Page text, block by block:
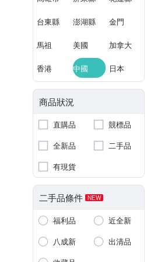
台東縣 澎湖縣 金門
馬祖 美國 加拿大
香港 中國 日本
商品狀況
直購品
競標品
全新品
二手品
有現貨
二手品條件 NEW
福利品
近全新
八成新
出清品